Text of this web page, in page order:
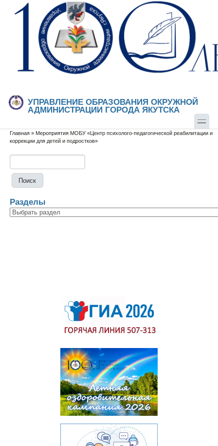
Перейти к основному содержанию
Skip to search
УПРАВЛЕНИЕ ОБРАЗОВАНИЯ ОКРУЖНОЙ
АДМИНИСТРАЦИИ ГОРОДА ЯКУТСКА
Вы здесь
Главная » Мероприятия МОБУ «Центр психолого-педагогической реабилитации и
коррекции для детей и подростков»
Разделы